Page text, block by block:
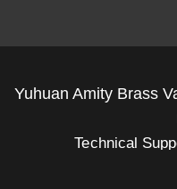
Yuhuan Amity Brass